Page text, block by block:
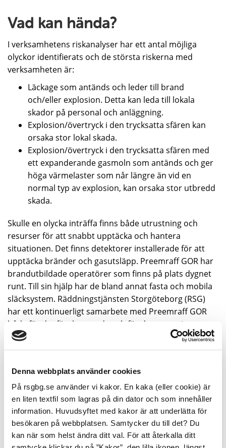
Denna webbplats använder cookies
På rsgbg.se använder vi kakor. En kaka (eller cookie) är
en liten textfil som lagras på din dator och som innehåller
information. Huvudsyftet med kakor är att underlätta för
besökaren på webbplatsen. Samtycker du till det? Du
kan när som helst ändra ditt val. För att återkalla ditt
Vad kan hända?
I verksamhetens riskanalyser har ett antal möjliga
olyckor identifierats och de största riskerna med
verksamheten är:
Läckage som antänds och leder till brand
och/eller explosion. Detta kan leda till lokala
skador på personal och anläggning.
Explosion/övertryck i den trycksatta sfären kan
orsaka stor lokal skada.
Explosion/övertryck i den trycksatta sfären med
ett expanderande gasmoln som antänds och ger
höga värmelaster som når längre än vid en
normal typ av explosion, kan orsaka stor utbredd
skada.
Skulle en olycka inträffa finns både utrustning och
resurser för att snabbt upptäcka och hantera
situationen. Det finns detektorer installerade för att
upptäcka bränder och gasutsläpp. Preemraff GOR har
brandutbildade operatörer som finns på plats dygnet
runt. Till sin hjälp har de bland annat fasta och mobila
släcksystem. Räddningstjänsten Storgöteborg (RSG)
har ett kontinuerligt samarbete med Preemraff GOR
både för det förebyggande och för det operativa
arbetet. Vid ett nödläge kan externa resurser larmas
och involveras i räddningsarbetet, såsom kommunal
Varning till allmänheten vid en
olycka
Om en större olyckshändelse skulle inträffa inom
verksamheten larmas Räddningstjänsten